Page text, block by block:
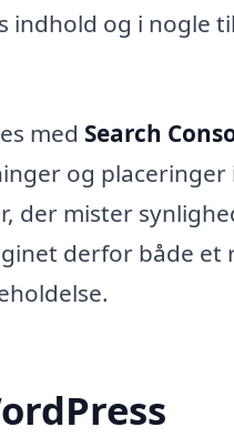
indhold og i nogle
med Search
og placeringer
der mister
derfor både et